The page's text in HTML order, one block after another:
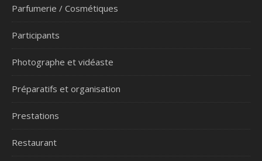
Parfumerie / Cosmétiques
Participants
Photographe et vidéaste
Préparatifs et organisation
Prestations
Restaurant